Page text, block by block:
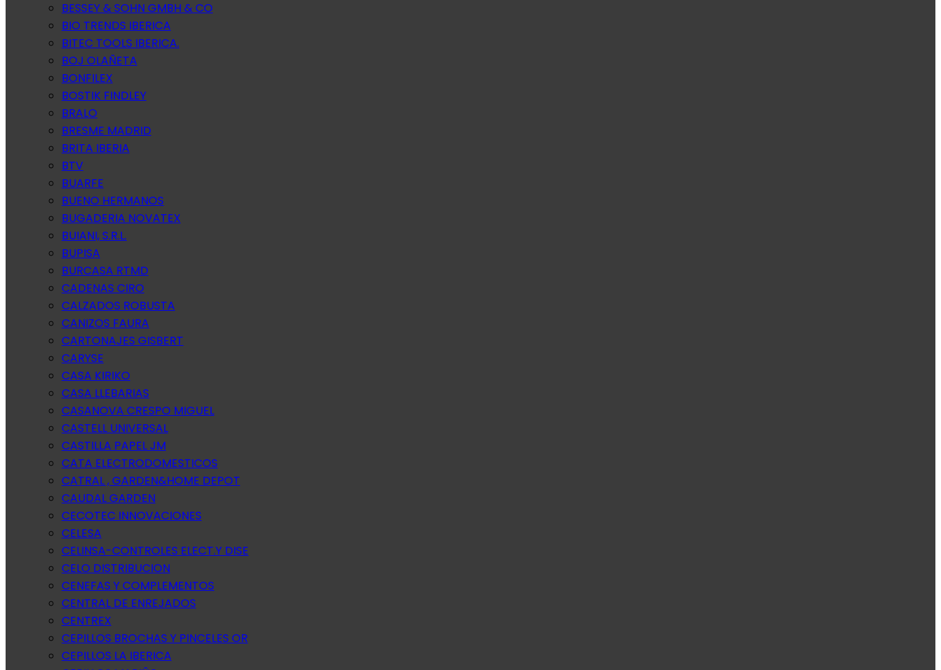
BESSEY & SOHN GMBH & CO
BIO TRENDS IBERICA
BITEC TOOLS IBERICA.
BOJ OLAÑETA
BONFILEX
BOSTIK FINDLEY
BRALO
BRESME MADRID
BRITA IBERIA
BTV
BUARFE
BUENO HERMANOS
BUGADERIA NOVATEX
BUIANI, S.R.L.
BUPISA
BURCASA RTMD
CADENAS CIRO
CALZADOS ROBUSTA
CANIZOS FAURA
CARTONAJES GISBERT
CARYSE
CASA KIRIKO
CASA LLEBARIAS
CASANOVA CRESPO MIGUEL
CASTELL UNIVERSAL
CASTILLA PAPEL JM
CATA ELECTRODOMESTICOS
CATRAL , GARDEN&HOME DEPOT
CAUDAL GARDEN
CECOTEC INNOVACIONES
CELESA
CELINSA-CONTROLES ELECT.Y DISE
CELO DISTRIBUCION
CENEFAS Y COMPLEMENTOS
CENTRAL DE ENREJADOS
CENTREX
CEPILLOS BROCHAS Y PINCELES OR
CEPILLOS LA IBERICA